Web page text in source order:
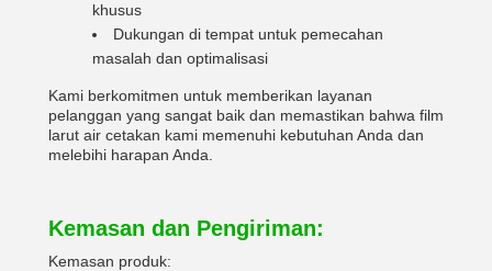
khusus
Dukungan di tempat untuk pemecahan
masalah dan optimalisasi
Kami berkomitmen untuk memberikan layanan
pelanggan yang sangat baik dan memastikan bahwa film
larut air cetakan kami memenuhi kebutuhan Anda dan
melebihi harapan Anda.
Kemasan dan Pengiriman:
Kemasan produk: